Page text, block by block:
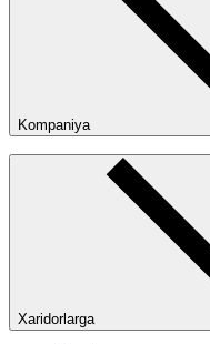
Kompaniya
Kompaniya haqida
Bizning do‘konlarimiz
Ommaviy oferta
Xaridorlarga